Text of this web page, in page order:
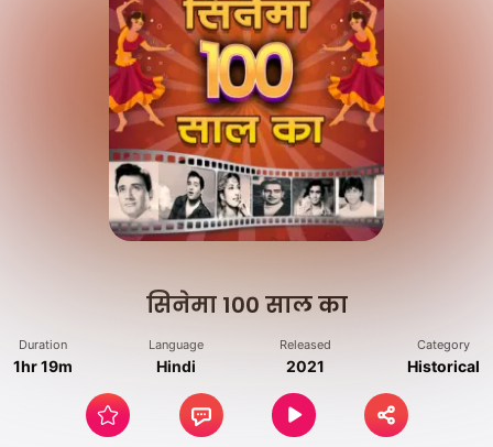
सिनेमा 100 साल का
Duration
1hr 19m
Language
Hindi
Released
2021
Category
Historical